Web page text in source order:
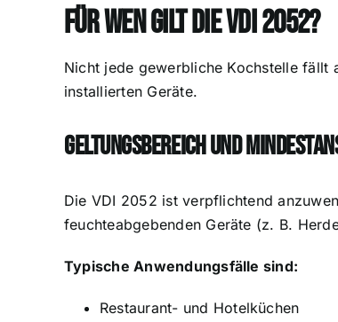
Für wen gilt die VDI 2052?
Nicht jede gewerbliche Kochstelle fällt
installierten Geräte.
Geltungsbereich und
Die VDI 2052 ist verpflichtend
feuchteabgebenden Geräte (z. B.
Typische Anwendungsfälle sind:
Restaurant- und Hotelküchen